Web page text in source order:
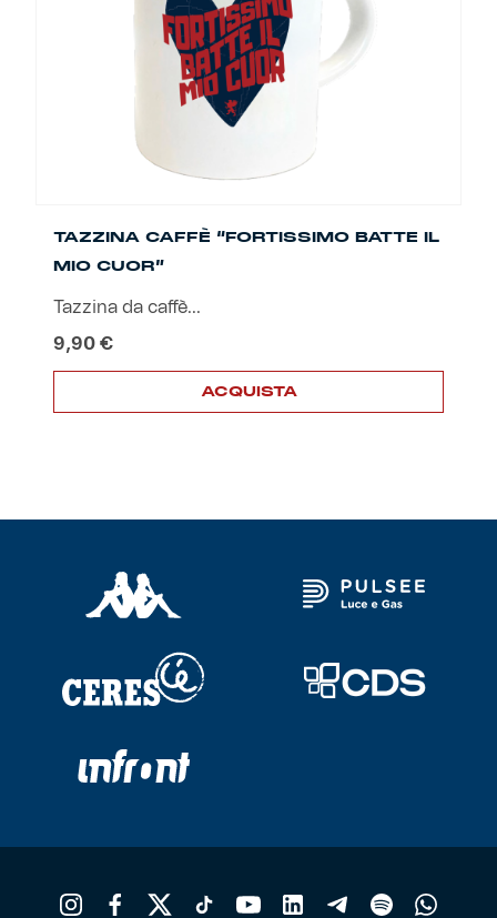
TAZZINA CAFFÈ “FORTISSIMO BATTE IL
MIO CUOR”
Tazzina da caffè...
9,90 €
ACQUISTA